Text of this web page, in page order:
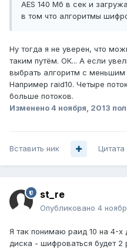
AES 140 Мб в сек и
в том что алгоритмы
Ну тогда я не уверен, что
таким путём. ОК... А если
выбрать алгоритм с
Например raid10. Четыре
больше потоков.
Изменено4 ноября, 2013
Вставить ник Цитата
st_re
Опубликовано 4
Я так понимаю раид 10 на 4-
диска - шифроваться будет 2